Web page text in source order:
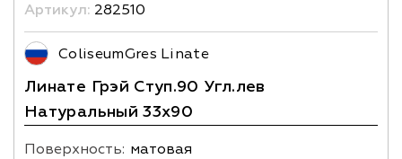
Артикул: 282510
ColiseumGres Linate
Линате Грэй Ступ.90 Угл.лев
Натуральный 33х90
Поверхность: матовая